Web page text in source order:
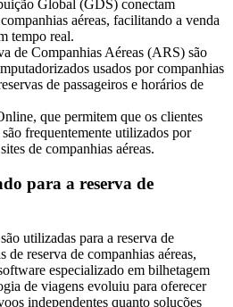
Global (GDS) conectam
aéreas, facilitando a venda
tempo real.
de Companhias Aéreas (ARS) são
usados por companhias
de passageiros e horários de
que permitem que os clientes
frequentemente utilizados por
de companhias aéreas.
para a reserva de
utilizadas para a reserva de
de reserva de companhias aéreas,
especializado em bilhetagem
de viagens evoluiu para oferecer
independentes quanto soluções